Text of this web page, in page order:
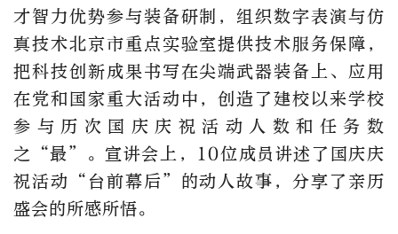
才智力优势参与装备研制，组织数字表演与仿
真技术北京市重点实验室提供技术服务保障，
把科技创新成果书写在尖端武器装备上、应用
在党和国家重大活动中，创造了建校以来学校
参与历次国庆庆祝活动人数和任务数
之“最”。宣讲会上，10位成员讲述了国庆庆
祝活动“台前幕后”的动人故事，分享了亲历
盛会的所感所悟。